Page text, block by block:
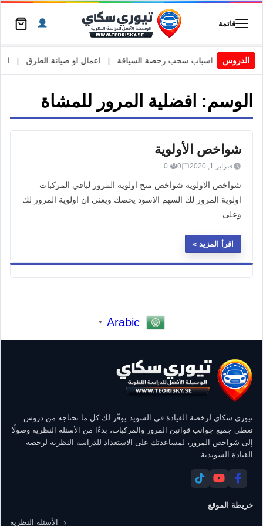
قائمة
الدروسالسويد | اسباب سحب رخصة السياقة اعمال او صيانة الطرق
الوسم: افضلية المرور للمشاة
شواخص الأولوية
فبراير 1, 2020 0
0
شواخص الاولوية شواخص منح اولوية المرور لباقي المركبات
اولوية المرور لك السهم الاسود يخصك ويعني ان اولوية المرور لك
وعلى…
اقرأ المزيد
Arabic
▼
تيوري سكاي لرخصة القيادة في السويد يوفّر لك كل ما تحتاجه من دروس
تغطي جميع جوانب قوانين المرور والمركبات، بدءًا من الأسئلة النظرية وصولًا
إلى شواخص المرور، لمساعدتك على الاستعداد للدراسة النظرية لرخصة
القيادة السويدية.
خريطة الموقع
الأسئلة النظرية